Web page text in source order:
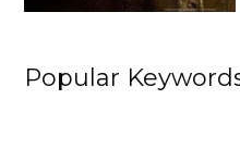
Popular